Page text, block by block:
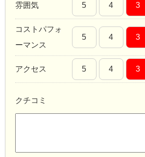
雰囲気 5 4 3
コストパフォ
ーマンス
5 4 3
アクセス 5 4 3
クチコミ